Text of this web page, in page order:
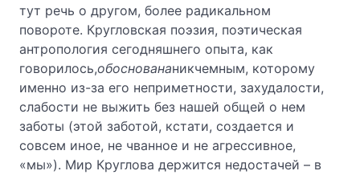
тут речь о другом, более радикальном
повороте. Кругловская поэзия, поэтическая
антропология сегодняшнего опыта, как
говорилось,обосновананикчемным, которому
именно из-за его неприметности, захудалости,
слабости не выжить без нашей общей о нем
заботы (этой заботой, кстати, создается и
совсем иное, не чванное и не агрессивное,
«мы»). Мир Круглова держится недостачей – в